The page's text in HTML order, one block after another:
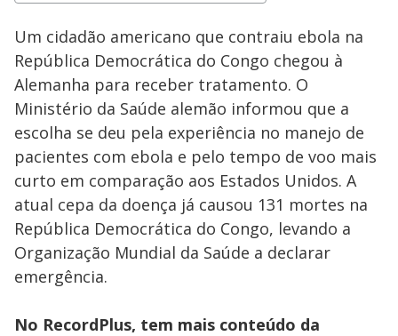
Um cidadão americano que contraiu ebola na
República Democrática do Congo chegou à
Alemanha para receber tratamento. O
Ministério da Saúde alemão informou que a
escolha se deu pela experiência no manejo de
pacientes com ebola e pelo tempo de voo mais
curto em comparação aos Estados Unidos. A
atual cepa da doença já causou 131 mortes na
República Democrática do Congo, levando a
Organização Mundial da Saúde a declarar
emergência.
No RecordPlus, tem mais conteúdo da